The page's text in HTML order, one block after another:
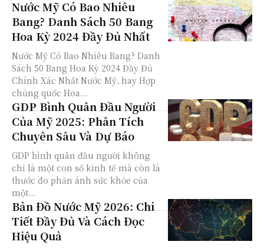
Nước Mỹ Có Bao Nhiêu
Bang? Danh Sách 50 Bang
Hoa Kỳ 2024 Đầy Đủ Nhất
Nước Mỹ Có Bao Nhiêu Bang? Danh
Sách 50 Bang Hoa Kỳ 2024 Đầy Đủ
Chính Xác Nhất Nước Mỹ, hay Hợp
chủng quốc Hoa...
GDP Bình Quân Đầu Người
Của Mỹ 2025: Phân Tích
Chuyên Sâu Và Dự Báo
GDP bình quân đầu người không
chỉ là một con số kinh tế mà còn là
thước đo phản ánh sức khỏe của
một...
Bản Đồ Nước Mỹ 2026: Chi
Tiết Đầy Đủ Và Cách Đọc
Hiệu Quả